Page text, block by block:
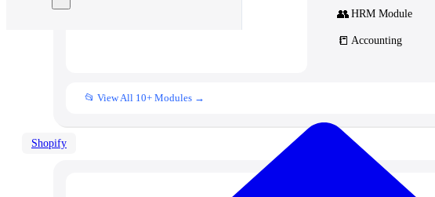
👥 HRM Module
📒 Accounting
📂 View All 10+ Modules →
Shopify